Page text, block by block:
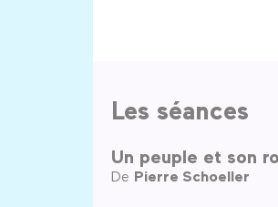
Les séances
Un peuple et son
De Pierre Schoeller